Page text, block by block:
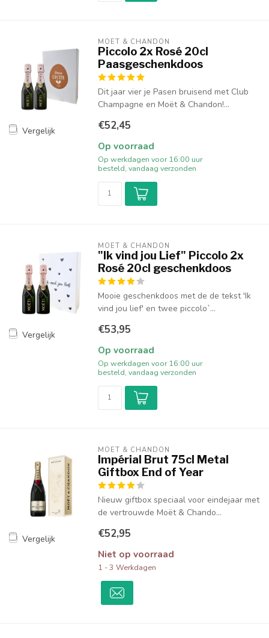
Vergelijk
MOËT & CHANDON
Piccolo 2x Rosé 20cl
Paasgeschenkdoos
Dit jaar vier je Pasen bruisend met Club
Champagne en Moët & Chandon!...
€52,45
Op voorraad
Op werkdagen voor 16:00 uur
besteld, vandaag verzonden
Vergelijk
MOËT & CHANDON
"Ik vind jou Lief" Piccolo 2x
Rosé 20cl geschenkdoos
Mooie geschenkdoos met de de tekst 'Ik
vind jou lief' en twee piccolo`...
€53,95
Op voorraad
Op werkdagen voor 16:00 uur
besteld, vandaag verzonden
Vergelijk
MOËT & CHANDON
Impérial Brut 75cl Metal
Giftbox End of Year
Nieuw giftbox speciaal voor eindejaar met
de vertrouwde Moët & Chando...
€52,95
Niet op voorraad
1 - 3 Werkdagen